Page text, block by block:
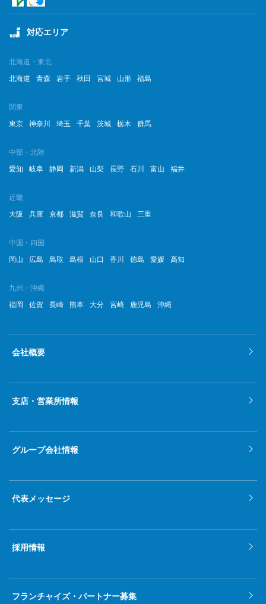
対応エリア
北海道・東北
北海道
青森 岩手 秋田 宮城 山形 福島
関東
東京
神奈川 埼玉 千葉 茨城 栃木 群馬
中部・北陸
愛知
岐阜 静岡 新潟 山梨 長野 石川 富山 福井
近畿
大阪
兵庫 京都 滋賀 奈良 和歌山 三重
中国・四国
岡山
広島 鳥取 島根 山口 香川 徳島 愛媛 高知
九州・沖縄
福岡
佐賀 長崎 熊本 大分 宮崎 鹿児島 沖縄
会社概要
支店・営業所情報
グループ会社情報
代表メッセージ
採用情報
フランチャイズ・パートナー募集